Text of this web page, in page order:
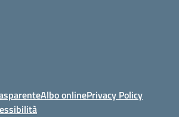
Albo onlinePrivacy Policy